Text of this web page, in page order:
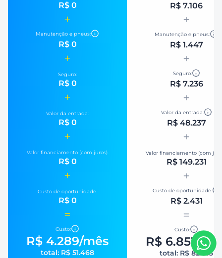
R$ 0
Manutenção e pneus:
R$ 0
Seguro:
R$ 0
Valor da entrada:
R$ 0
Valor financiamento (com juros):
R$ 0
Custo de oportunidade:
R$ 0
Custo:
R$ 4.289/mês
total: R$ 51.468
R$ 7.106
Manutenção e pneus:
R$ 1.447
Seguro:
R$ 7.236
Valor da entrada:
R$ 48.237
Valor financiamento (com
R$ 149.231
Custo de oportunidade:
R$ 2.431
Custo:
R$ 6.853/
total: R$ 82.233